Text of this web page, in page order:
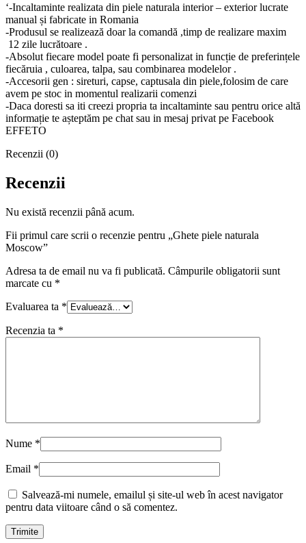
‘-Incaltaminte realizata din piele naturala interior – exterior lucrate
manual și fabricate in Romania
-Produsul se realizează doar la comandă ,timp de realizare maxim
12 zile lucrătoare .
-Absolut fiecare model poate fi personalizat in funcție de preferințele
fiecăruia , culoarea, talpa, sau combinarea modelelor .
-Accesorii gen : sireturi, capse, captusala din piele,folosim de care
avem pe stoc in momentul realizarii comenzi
-Daca doresti sa iti creezi propria ta incaltaminte sau pentru orice altă
informație te așteptăm pe chat sau in mesaj privat pe Facebook
EFFETO
Recenzii (0)
Recenzii
Nu există recenzii până acum.
Fii primul care scrii o recenzie pentru „Ghete piele naturala
Moscow”
Adresa ta de email nu va fi publicată. Câmpurile obligatorii sunt
marcate cu *
Evaluarea ta *
Recenzia ta *
Nume *
Email *
Salvează-mi numele, emailul și site-ul web în acest navigator
pentru data viitoare când o să comentez.